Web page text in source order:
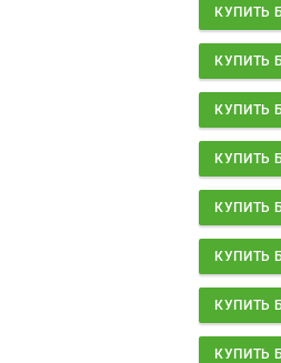
КУПИТЬ
КУПИТЬ
КУПИТЬ
КУПИТЬ
КУПИТЬ
КУПИТЬ
КУПИТЬ
КУПИТЬ